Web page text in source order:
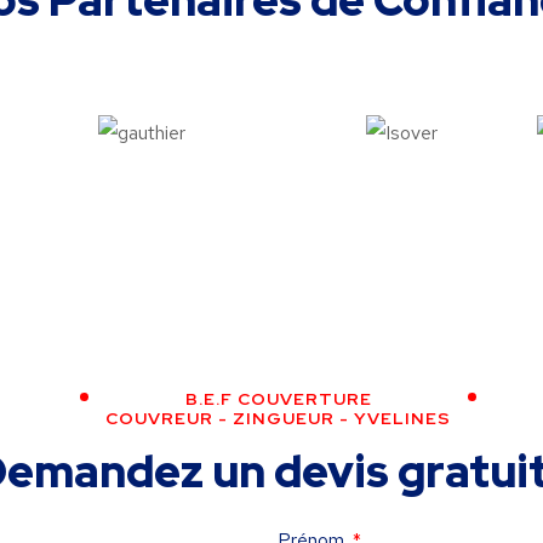
B.E.F COUVERTURE
COUVREUR - ZINGUEUR - YVELINES
un devis